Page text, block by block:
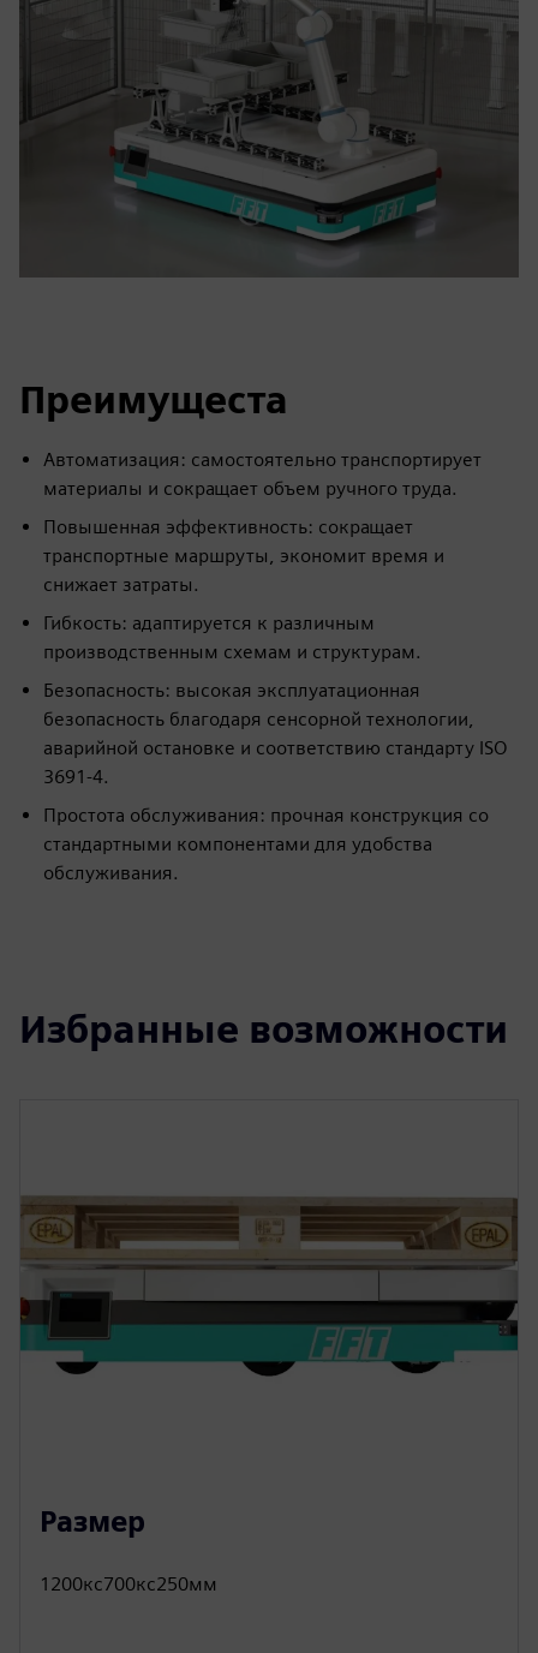
Преимущеста
Автоматизация: самостоятельно транспортирует
материалы и сокращает объем ручного труда.
Повышенная эффективность: сокращает
транспортные маршруты, экономит время и
снижает затраты.
Гибкость: адаптируется к различным
производственным схемам и структурам.
Безопасность: высокая эксплуатационная
безопасность благодаря сенсорной технологии,
аварийной остановке и соответствию стандарту ISO
3691-4.
Простота обслуживания: прочная конструкция со
стандартными компонентами для удобства
обслуживания.
Избранные возможности
Размер
1200кс700кс250мм